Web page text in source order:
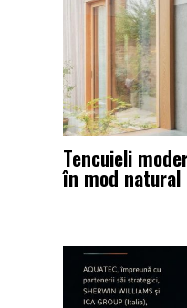
Tencuieli
în mod natural